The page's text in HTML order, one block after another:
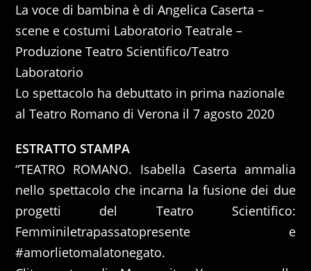
La voce di bambina è di Angelica Caserta –
scene e costumi Laboratorio Teatrale –
Produzione Teatro Scientifico/Teatro
Laboratorio
Lo spettacolo ha debuttato in prima nazionale
al Teatro Romano di Verona il 7 agosto 2020
ESTRATTO STAMPA
“TEATRO ROMANO. Isabella Caserta ammalia
nello spettacolo che incarna la fusione dei due
progetti del Teatro Scientifico:
Femminiletrapassatopresente e
#amorlietomalatonegato.